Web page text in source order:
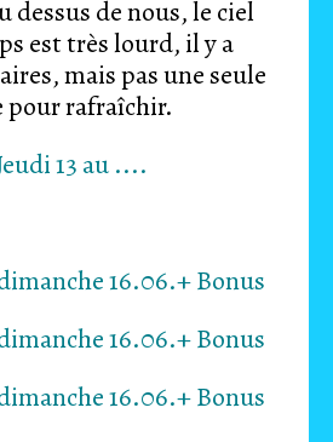
dessus de nous, le ciel
est très lourd, il y a
mais pas une seule
pour rafraîchir.